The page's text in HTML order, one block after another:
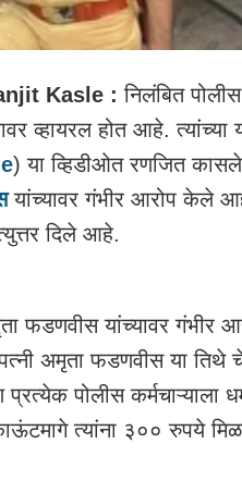
Kasle : निलंबित
व्हायरल होत आहे. त्यांच्या
) या व्हिडीओत रणजित
यांच्यावर गंभीर आरोप केले
दिले आहे.
फडणवीस यांच्यावर
अमृता फडणवीस या
पोलीस कर्मचाऱ्याला
त्यांना ३०० रुपये